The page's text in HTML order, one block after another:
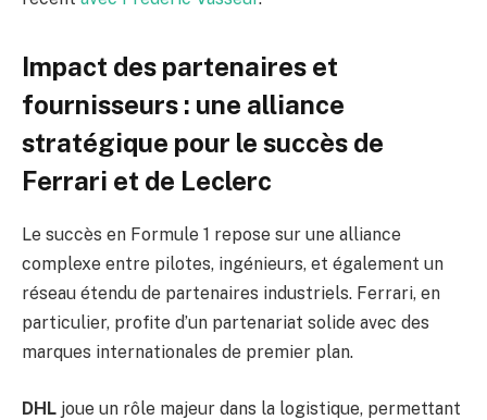
Impact des partenaires et
fournisseurs : une alliance
stratégique pour le succès de
Ferrari et de Leclerc
Le succès en Formule 1 repose sur une alliance
complexe entre pilotes, ingénieurs, et également un
réseau étendu de partenaires industriels. Ferrari, en
particulier, profite d’un partenariat solide avec des
marques internationales de premier plan.
DHL joue un rôle majeur dans la logistique, permettant